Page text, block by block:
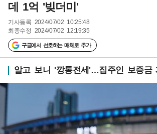
데 1억 '빚더미'
기사등록 2024/07/02 10:25:48
최종수정 2024/07/02 12:19:35
구글에서 선호하는 매체로 추가
알고 보니 '깡통전세'…집주인 보증금